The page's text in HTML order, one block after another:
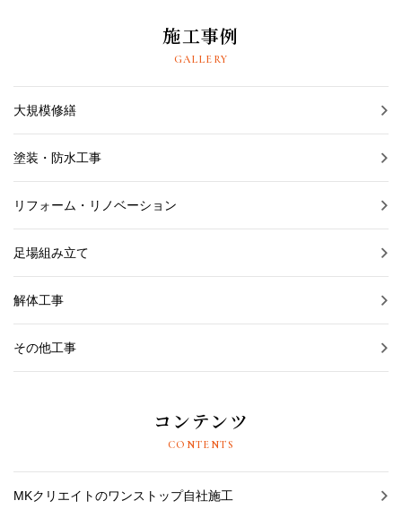
施工事例
GALLERY
大規模修繕
塗装・防水工事
リフォーム・リノベーション
足場組み立て
解体工事
その他工事
コンテンツ
CONTENTS
MKクリエイトのワンストップ自社施工